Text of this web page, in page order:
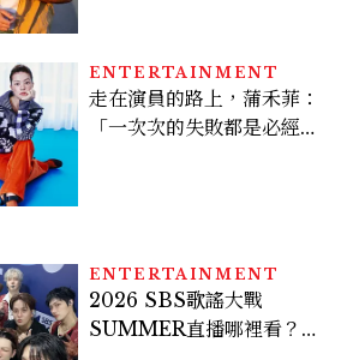
ENTERTAINMENT
走在演員的路上，蒲禾菲：
「一次次的失敗都是必經過
ENTERTAINMENT
2026 SBS歌謠大戰
SUMMER直播哪裡看？